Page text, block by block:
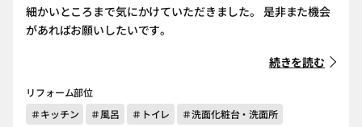
細かいところまで気にかけていただきました。 是非また機会
があればお願いしたいです。
続きを読む
リフォーム部位
＃キッチン
＃風呂 ＃トイレ
＃洗面化粧台・洗面所